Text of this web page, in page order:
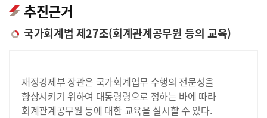
추진근거
국가회계법 제27조(회계관계공무원 등의 교육)
재정경제부 장관은 국가회계업무 수행의 전문성을
향상시키기 위하여 대통령령으로 정하는 바에 따라
회계관계공무원 등에 대한 교육을 실시할 수 있다.